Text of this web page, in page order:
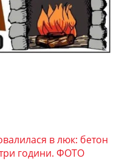
в люк: бетон
три години. ФОТО